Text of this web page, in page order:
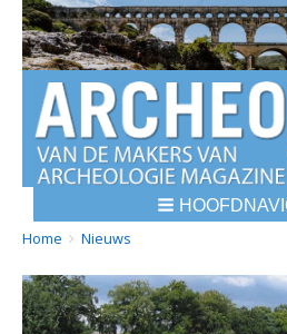
BREADCRUMBS
YOU
HERE:
Home Nieuws